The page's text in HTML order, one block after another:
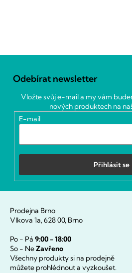
Odebírat newsletter
Vložte svůj e-mail a my vám
nových produktech na
E-mail
Přihlásit se
Prodejna Brno
Vlkova 1a, 628 00, Brno
Po - Pá 9:00 - 18:00
So - NeZavřeno
Všechny produkty si na prodejně
můžete prohlédnout a vyzkoušet.